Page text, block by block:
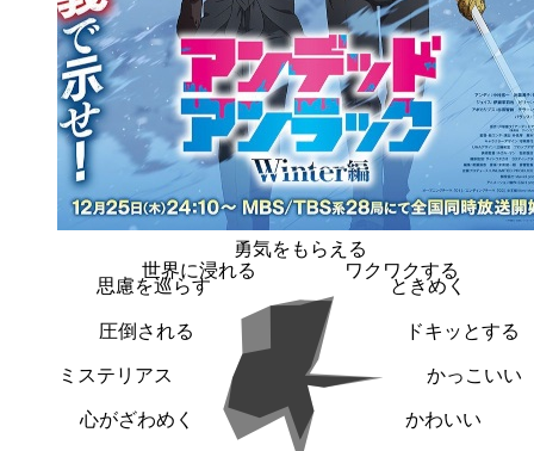
勇気をもらえる
ワクワクする
ときめく
ドキッとする
かっこいい
かわいい
心がざわめく
ミステリアス
圧倒される
思慮を巡らす
世界に浸れる